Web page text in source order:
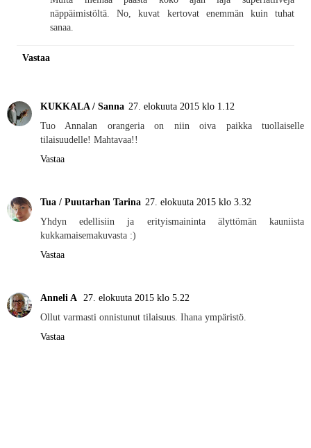
näppäimistöltä. No, kuvat kertovat enemmän kuin tuhat
sanaa.
Vastaa
KUKKALA / Sanna 27. elokuuta 2015 klo 1.12
Tuo Annalan orangeria on niin oiva paikka tuollaiselle
tilaisuudelle! Mahtavaa!!
Vastaa
Tua / Puutarhan Tarina 27. elokuuta 2015 klo 3.32
Yhdyn edellisiin ja erityismaininta älyttömän kauniista
kukkamaisemakuvasta :)
Vastaa
Anneli A
27. elokuuta 2015 klo 5.22
Ollut varmasti onnistunut tilaisuus. Ihana ympäristö.
Vastaa